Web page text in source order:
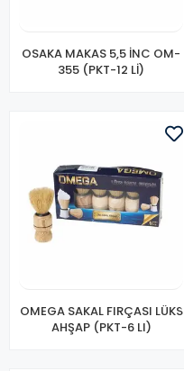
OSAKA MAKAS 5,5 İNC OM-
355 (PKT-12 Lİ)
OMEGA SAKAL FIRÇASI LÜKS
AHŞAP (PKT-6 LI)